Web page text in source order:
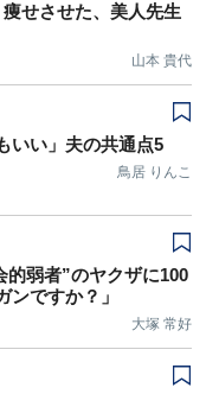
せさせた、美人先生
山本 貴代
いい」夫の共通点5
鳥居 りんこ
的弱者”のヤクザに100
ンですか？」
大塚 常好